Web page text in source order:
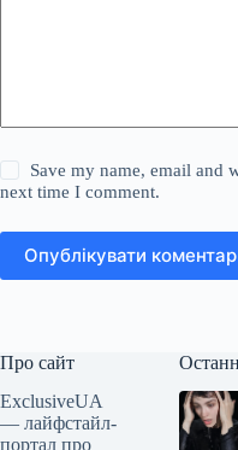
Save my name, email and
next time I comment.
Опублікувати коментар
Про сайт
ExclusiveUA
— лайфстайл-
портал про